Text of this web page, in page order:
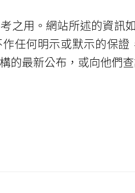
之用。網站所述的資訊
任何明示或默示的保
的最新公布，或向他們